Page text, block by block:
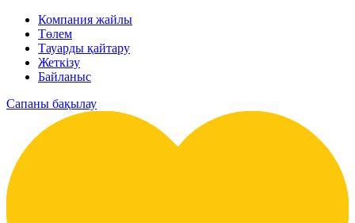
Компания жайлы
Төлем
Тауарды қайтару
Жеткізу
Байланыс
Сапаны бақылау